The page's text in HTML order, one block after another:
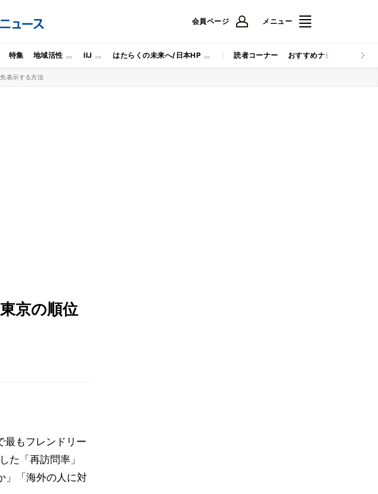
会員ページ メニュー
特集 地域活性 IIJ はたらくの未来へ/日本HP 読者コーナー おすすめナビ マイナビ
表示する方法
京の順位
最もフレンドリー
た「再訪問率」
」「海外の人に対